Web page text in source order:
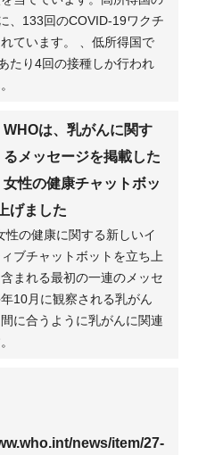
、133回のCOVID-19ワクチ
ています。 、低所得国で
たり4回の接種しか行われ
WHOは、乳がんに関す
るメッセージを掲載した
女性の健康チャットボッ
げました
性の健康に関する新しいイ
ブチャットボットを立ち上
まれる最初の一連のメッセ
10月に観察される乳がん
に合うように乳がんに関連
news/item/27-